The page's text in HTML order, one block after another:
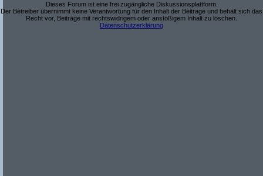
Dieses Forum ist eine frei zugängliche Diskussionsplattform.
Der Betreiber übernimmt keine Verantwortung für den Inhalt der Beiträge und behält sich das
Recht vor, Beiträge mit rechtswidrigem oder anstößigem Inhalt zu löschen.
Datenschutzerklärung